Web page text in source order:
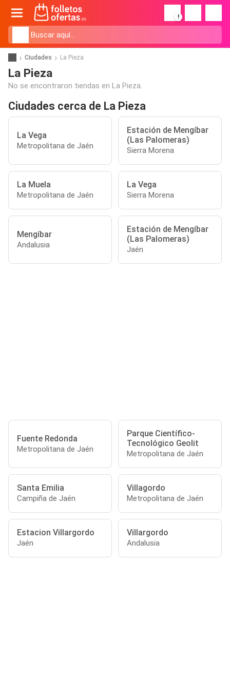
!
Ciudades La Pieza
La Pieza
No se encontraron tiendas en La Pieza.
Ciudades cerca de La Pieza
La Vega
Metropolitana de Jaén
Estación de Mengíbar
(Las Palomeras)
Sierra Morena
La Muela
Metropolitana de Jaén
La Vega
Sierra Morena
Mengíbar
Andalusia
Estación de Mengíbar
(Las Palomeras)
Jaén
Fuente Redonda
Metropolitana de Jaén
Parque Científico-
Tecnológico Geolit
Metropolitana de Jaén
Santa Emilia
Campiña de Jaén
Villagordo
Metropolitana de Jaén
Estacion Villargordo
Jaén
Villargordo
Andalusia